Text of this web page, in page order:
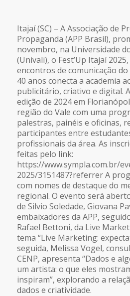
Itajaí (SC) – A Associação de
Propaganda (APP Brasil),
novembro, na Universidade
(Univali), o Fest’Up Itajaí
encontros de comunicação
40 anos conecta a academia
publicitário, criativo e digital.
edição de 2024 em
região do Vale com uma
palestras, painéis e oficinas,
participantes entre
profissionais da área. As
feitas pelo link:
https://www.sympla.com.br/
2025/3151487?referrer A
com nomes de destaque do
regional. O evento será
de Silvio Soledade, Giovana
embaixadores da APP,
Rafael Bettoni, da Live
tema “Live Marketing:
seguida, Melissa Vogel,
CENP, apresenta “Dados e
um artista: o que eles
inspiram”, explorando a
dados e criatividade.